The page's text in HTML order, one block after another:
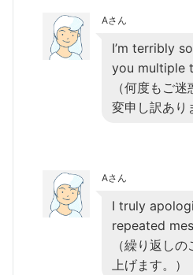
Aさん
I’m terribly
you multiple
（何度もご
変申し訳あり
Aさん
I truly
repeated
（繰り返し
上げます。）